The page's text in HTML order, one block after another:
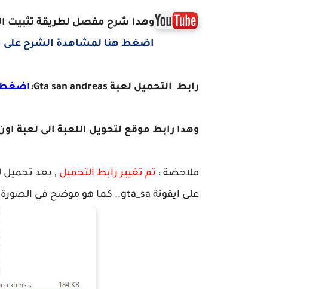
وهدا شرح مفصل لطريقة تثبيت
اضغط هنا لمشاهدة الشرح على
رابط التحميل لعبة Gta san andreas: اضغط
وهدا رابط موقع لتحويل اللعبة الى لعبة
ملاحضة : تم تغيير رابط التحميل , بعد تحميل
على ايقونة gta_sa.. كما هو موضح في الصورة التالية